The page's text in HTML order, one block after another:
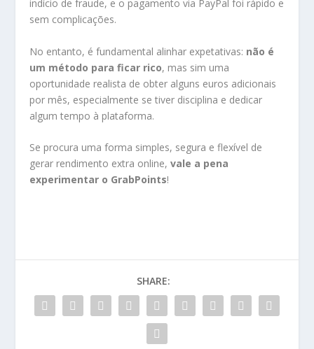
indício de fraude, e o pagamento via PayPal foi rápido e
sem complicações.
No entanto, é fundamental alinhar expetativas: não é
um método para ficar rico, mas sim uma
oportunidade realista de obter alguns euros adicionais
por mês, especialmente se tiver disciplina e dedicar
algum tempo à plataforma.
Se procura uma forma simples, segura e flexível de
gerar rendimento extra online,vale a pena
experimentar o GrabPoints!
SHARE: